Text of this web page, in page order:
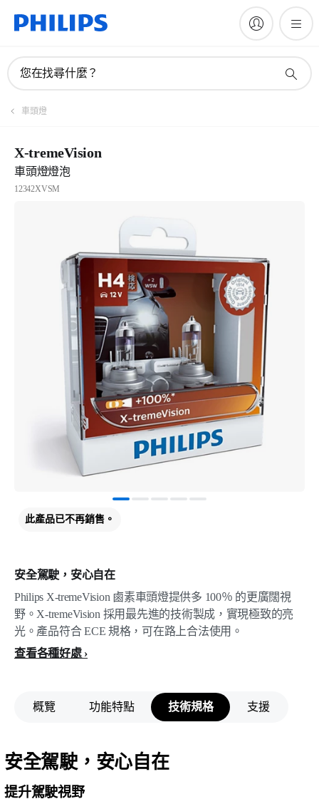
您在找尋什麼？
車頭燈
X-tremeVision
車頭燈燈泡
12342XVSM
安全駕駛，安心自在
Philips X-tremeVision 鹵素車頭燈提供多 100％ 的更廣闊視
野。X-tremeVision 採用最先進的技術製成，實現極致的亮
光。產品符合 ECE 規格，可在路上合法使用。
查看各種好處
此產品已不再銷售。
概覽 功能特點 技術規格 支援
安全駕駛，安心自在
提升駕駛視野